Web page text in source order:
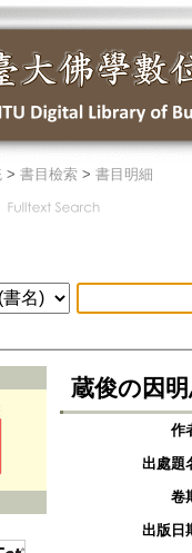
> 書目檢索> 書目明細
蔵俊の因
作
出處題
卷
出版日